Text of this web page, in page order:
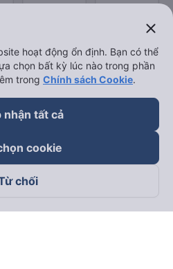
close
hoạt động ổn định. Bạn có thể
chọn bất kỳ lúc nào trong phần
trong Chính sách Cookie.
nhận tất cả
cookie
chối